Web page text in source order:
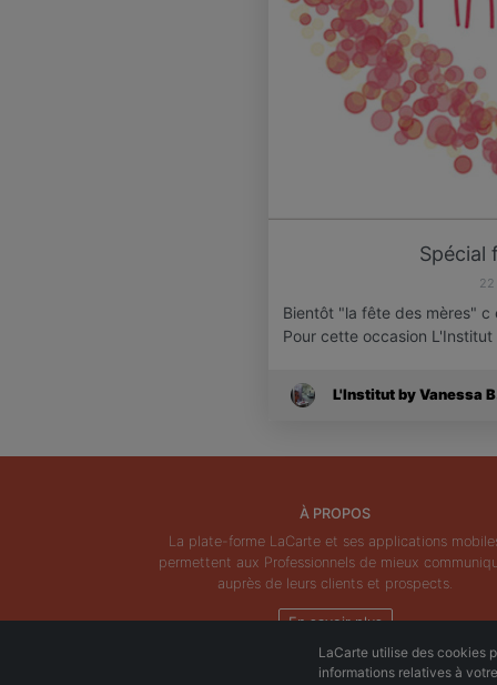
Spécial
Bientôt "la fête des mères"
Pour cette occasion
L'Institut by Vanessa
À PROPOS
La plate-forme LaCarte et ses applications
permettent aux Professionnels de mieux
auprès de leurs clients et prospects.
En savoir plus
LaCarte utilise des cookies
informations relatives à